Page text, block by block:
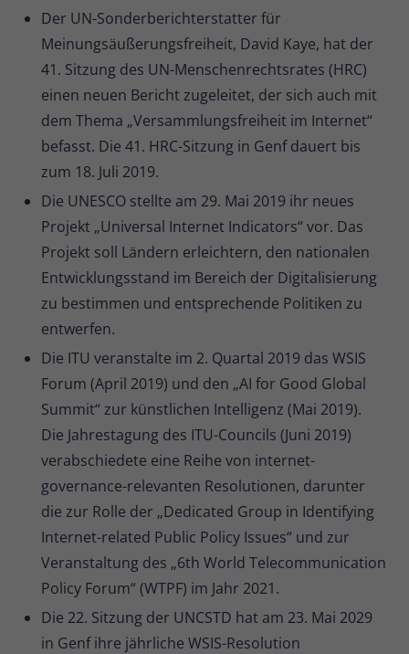
Der UN-Sonderberichterstatter für
Meinungsäußerungsfreiheit, David Kaye, hat der
41. Sitzung des UN-Menschenrechtsrates (HRC)
einen neuen Bericht zugeleitet, der sich auch mit
dem Thema „Versammlungsfreiheit im Internet“
befasst. Die 41. HRC-Sitzung in Genf dauert bis
zum 18. Juli 2019.
Die UNESCO stellte am 29. Mai 2019 ihr neues
Projekt „Universal Internet Indicators“ vor. Das
Projekt soll Ländern erleichtern, den nationalen
Entwicklungsstand im Bereich der Digitalisierung
zu bestimmen und entsprechende Politiken zu
entwerfen.
Die ITU veranstalte im 2. Quartal 2019 das WSIS
Forum (April 2019) und den „AI for Good Global
Summit“ zur künstlichen Intelligenz (Mai 2019).
Die Jahrestagung des ITU-Councils (Juni 2019)
verabschiedete eine Reihe von internet-
governance-relevanten Resolutionen, darunter
die zur Rolle der „Dedicated Group in Identifying
Internet-related Public Policy Issues“ und zur
Veranstaltung des „6th World Telecommunication
Policy Forum“ (WTPF) im Jahr 2021.
Die 22. Sitzung der UNCSTD hat am 23. Mai 2029
in Genf ihre jährliche WSIS-Resolution